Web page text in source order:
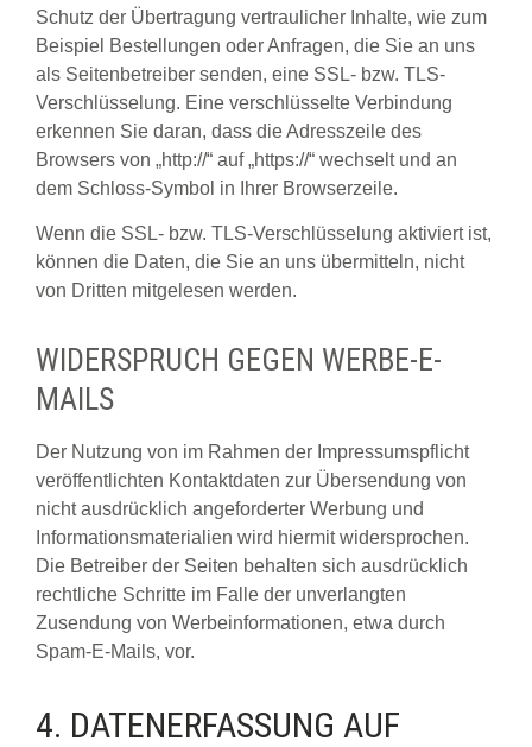
Schutz der Übertragung vertraulicher Inhalte, wie zum
Beispiel Bestellungen oder Anfragen, die Sie an uns
als Seitenbetreiber senden, eine SSL- bzw. TLS-
Verschlüsselung. Eine verschlüsselte Verbindung
erkennen Sie daran, dass die Adresszeile des
Browsers von „http://“ auf „https://“ wechselt und an
dem Schloss-Symbol in Ihrer Browserzeile.
Wenn die SSL- bzw. TLS-Verschlüsselung aktiviert ist,
können die Daten, die Sie an uns übermitteln, nicht
von Dritten mitgelesen werden.
WIDERSPRUCH GEGEN WERBE-E-
MAILS
Der Nutzung von im Rahmen der Impressumspflicht
veröffentlichten Kontaktdaten zur Übersendung von
nicht ausdrücklich angeforderter Werbung und
Informationsmaterialien wird hiermit widersprochen.
Die Betreiber der Seiten behalten sich ausdrücklich
rechtliche Schritte im Falle der unverlangten
Zusendung von Werbeinformationen, etwa durch
Spam-E-Mails, vor.
4. DATENERFASSUNG AUF